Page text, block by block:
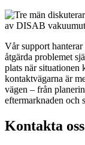
Vår support
åtgärda problemet
plats när situationen
kontaktvägarna är
vägen – från
eftermarknaden och
Kontakta oss